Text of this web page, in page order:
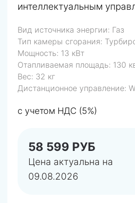
интеллектуальным
Вид источника энергии: Газ
Тип камеры сгорания:
Мощность: 13 кВт
Отапливаемая площадь: 130
Вес: 32 кг
Дистанционное управление:
с учетом НДС (5%)
58 599 РУБ
Цена актуальна на
09.08.2026